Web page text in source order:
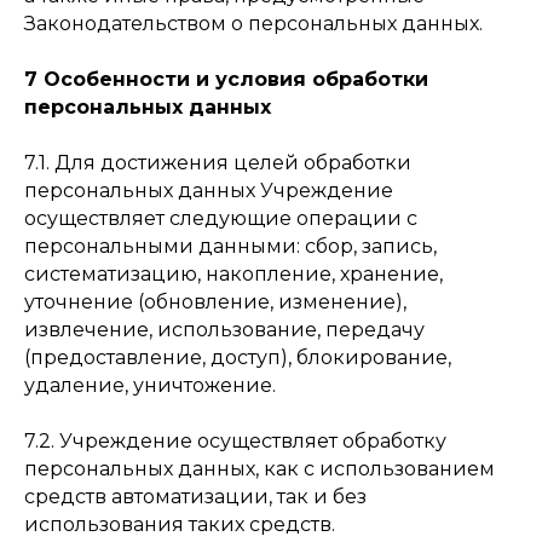
Законодательством о персональных данных.
7 Особенности и условия обработки
персональных данных
7.1. Для достижения целей обработки
персональных данных Учреждение
осуществляет следующие операции с
персональными данными: сбор, запись,
систематизацию, накопление, хранение,
уточнение (обновление, изменение),
извлечение, использование, передачу
(предоставление, доступ), блокирование,
удаление, уничтожение.
7.2. Учреждение осуществляет обработку
персональных данных, как с использованием
средств автоматизации, так и без
использования таких средств.